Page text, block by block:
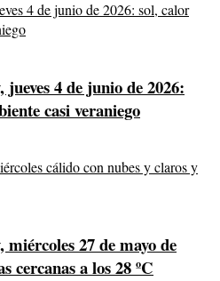
4 de junio de 2026:
casi veraniego
27 de mayo de
cercanas a los 28 ºC